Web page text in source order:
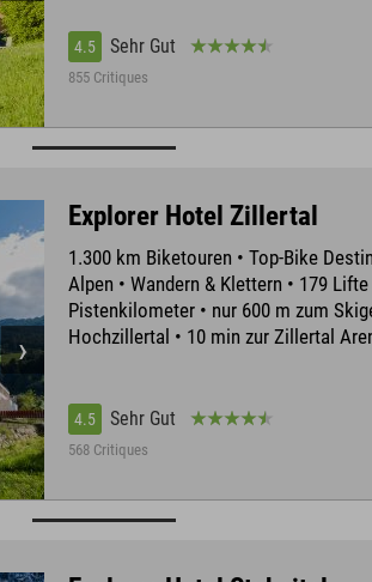
4.5 Sehr Gut
855 Critiques
Explorer Hotel Zillertal
1.300 km Biketouren • Top-Bike
Alpen • Wandern & Klettern • 179
Pistenkilometer • nur 600 m zum
Hochzillertal • 10 min zur Zillertal
4.5 Sehr Gut
568 Critiques